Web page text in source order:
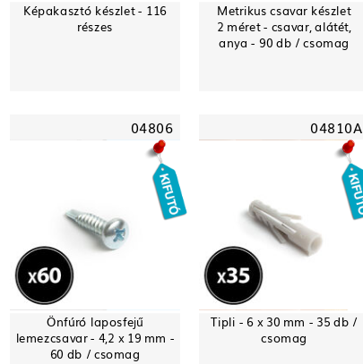
Képakasztó készlet - 116
részes
Metrikus csavar készlet
2 méret - csavar, alátét,
anya - 90 db / csomag
04806
Önfúró laposfejű
lemezcsavar - 4,2 x 19 mm -
60 db / csomag
04810A
Tipli - 6 x 30 mm - 35 db /
csomag